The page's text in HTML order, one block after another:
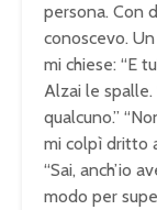
persona. Con
conoscevo.
mi chiese: “E
Alzai le
qualcuno.”
mi colpì dritto
“Sai, anch’io
modo per